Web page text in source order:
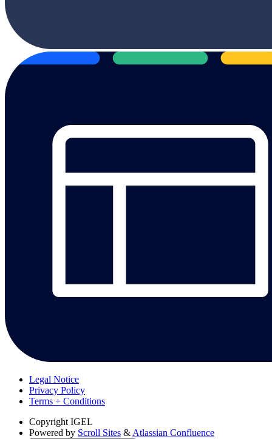
Legal Notice
Privacy Policy
Terms + Conditions
Copyright IGEL
Powered by Scroll Sites & Atlassian Confluence